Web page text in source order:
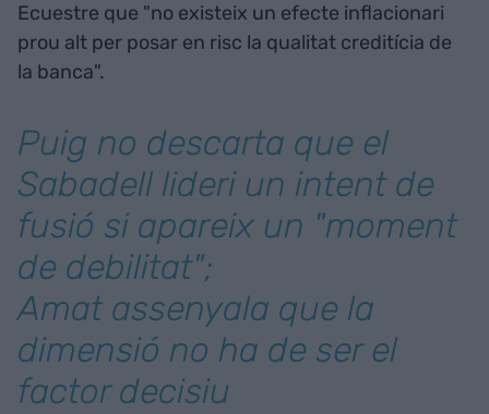
Ecuestre que "no existeix un efecte inflacionari
prou alt per posar en risc la qualitat creditícia de
la banca".
Puig no descarta que el
Sabadell lideri un intent de
fusió si apareix un "moment
de debilitat";
Amat assenyala que la
dimensió no ha de ser el
factor decisiu